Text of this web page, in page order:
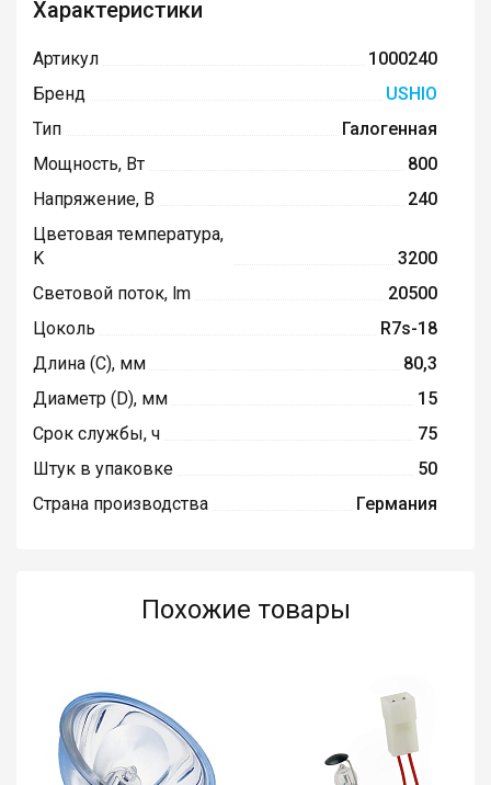
Характеристики
Артикул
1000240
Бренд
USHIO
Тип
Галогенная
Мощность, Вт
800
Напряжение, В
240
Цветовая температура,
K
3200
Световой поток, lm
20500
Цоколь
R7s-18
Длина (C), мм
80,3
Диаметр (D), мм
15
Срок службы, ч
75
Штук в упаковке
50
Страна производства
Германия
Похожие товары